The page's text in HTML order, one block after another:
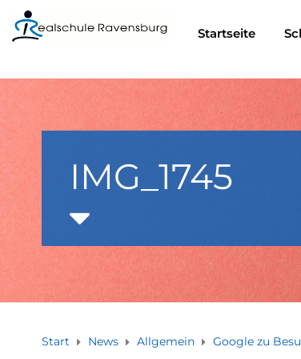
Startseite
IMG_1745
Start News Allgemein Google zu